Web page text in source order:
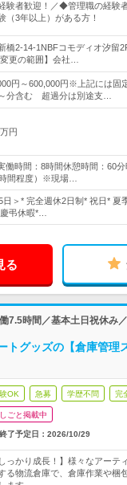
験者歓迎！／◆管理職の経験
（3年以上）がある方！
橋2-14-1NBFコモディオ汐留
更の範囲】会社…
円～600,000円※上記には固
分含む 超過分は別途支…
円
働時間：8時間休憩時間：60分
間程度）※現場…
日＞* 完全週休2日制* 祝日* 夏
弔休暇*…
る
7.5時間／基本土日祝休み
トグッズの【倉庫管
OK 急募 学歴不問 完
ごと掲載中
終了予定日： 2026/10/29
っかり成長！】様々なアーテ
る物流倉庫で、倉庫作業や梱